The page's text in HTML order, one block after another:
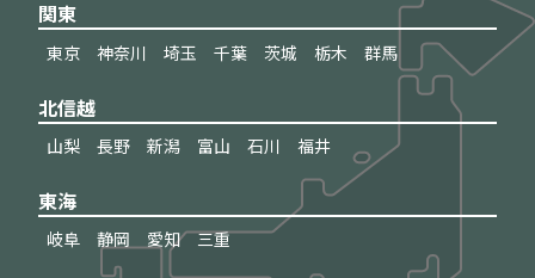
関東
東京 神奈川 埼玉 千葉 茨城 栃木 群馬
北信越
山梨 長野 新潟 富山 石川 福井
東海
岐阜 静岡 愛知 三重